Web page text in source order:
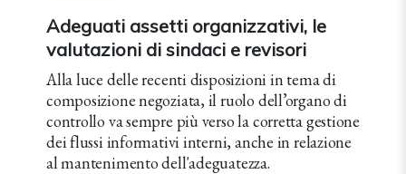
Adeguati assetti organizzativi, le
valutazioni di sindaci e revisori
Alla luce delle recenti disposizioni in tema di
composizione negoziata, il ruolo dell’organo di
controllo va sempre più verso la corretta gestione
dei flussi informativi interni, anche in relazione
al mantenimento dell'adeguatezza.